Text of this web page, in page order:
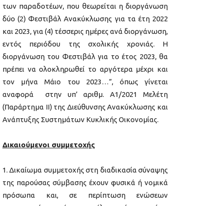
των παραδοτέων, που θεωρείται η διοργάνωση
δύο (2) Φεστιβάλ Ανακύκλωσης για τα έτη 2022
και 2023, για (4) τέσσερις ημέρες ανά διοργάνωση,
εντός περιόδου της σχολικής χρονιάς. Η
διοργάνωση του Φεστιβάλ για το έτος 2023, θα
πρέπει να ολοκληρωθεί το αργότερα μέχρι και
τον μήνα Μάιο του 2023…”, όπως γίνεται
αναφορά στην υπ’ αριθμ. Α1/2021 Μελέτη
(Παράρτημα ΙΙ) της Διεύθυνσης Ανακύκλωσης και
Ανάπτυξης Συστημάτων Κυκλικής Οικονομίας.
Δικαιούμενοι συμμετοχής
Δικαίωμα συμμετοχής στη διαδικασία σύναψης
της παρούσας σύμβασης έχουν φυσικά ή νομικά
πρόσωπα και, σε περίπτωση ενώσεων